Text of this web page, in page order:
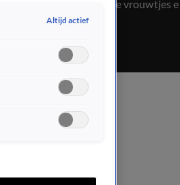
Het zijn beide vrouwtjes
jonge leeuwin Zaila.
Altijd actief